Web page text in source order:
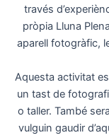
través
pròpia Lluna
aparell fotogràfic,
Aquesta activitat
un tast de
o taller. També
vulguin gaudir